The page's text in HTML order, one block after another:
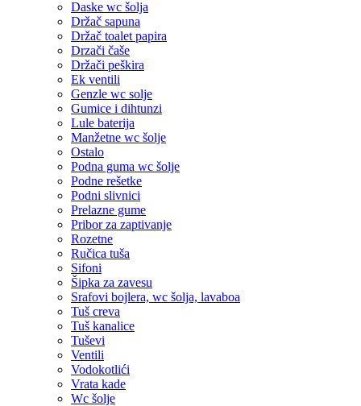
Daske wc šolja
Držač sapuna
Držač toalet papira
Drzači čaše
Držači peškira
Ek ventili
Genzle wc solje
Gumice i dihtunzi
Lule baterija
Manžetne wc šolje
Ostalo
Podna guma wc šolje
Podne rešetke
Podni slivnici
Prelazne gume
Pribor za zaptivanje
Rozetne
Ručica tuša
Sifoni
Šipka za zavesu
Srafovi bojlera, wc šolja, lavaboa
Tuš creva
Tuš kanalice
Tuševi
Ventili
Vodokotlići
Vrata kade
Wc šolje